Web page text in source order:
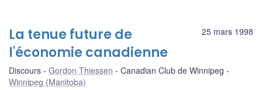
25 mars 1998
La tenue future de
l'économie canadienne
Discours Gordon Thiessen
Canadian Club de Winnipeg
Winnipeg (Manitoba)